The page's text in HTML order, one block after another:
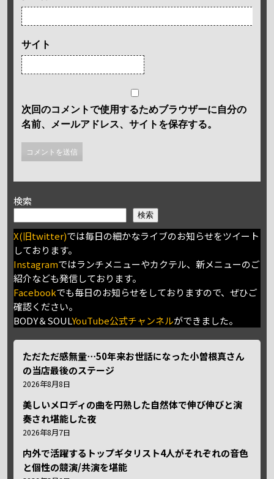
サイト
次回のコメントで使用するためブラウザーに自分の
名前、メールアドレス、サイトを保存する。
検索
検索
X(旧twitter)では毎日の細かなライブのお知らせをツイート
しております。
Instagramではランチメニューやカクテル、新メニューのご
紹介なども発信しております。
Facebookでも毎日のお知らせをしておりますので、ぜひご
確認ください。
BODY＆SOULYouTube公式チャンネルができました。
ただただ感無量⋯50年来お世話になった小曽根真さん
の当店最後のステージ
2026年8月8日
美しいメロディの曲を円熟した自然体で伸び伸びと演
奏され堪能した夜
2026年8月7日
内外で活躍するトップギタリスト4人がそれぞれの音色
と個性の競演/共演を堪能